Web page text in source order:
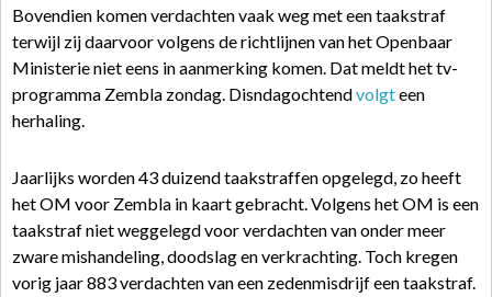
Bovendien komen verdachten vaak weg met een taakstraf
terwijl zij daarvoor volgens de richtlijnen van het Openbaar
Ministerie niet eens in aanmerking komen. Dat meldt het tv-
programma Zembla zondag. Disndagochtendvolgteen
herhaling.
Jaarlijks worden 43 duizend taakstraffen opgelegd, zo heeft
het OM voor Zembla in kaart gebracht. Volgens het OM is een
taakstraf niet weggelegd voor verdachten van onder meer
zware mishandeling, doodslag en verkrachting. Toch kregen
vorig jaar 883 verdachten van een zedenmisdrijf een taakstraf.